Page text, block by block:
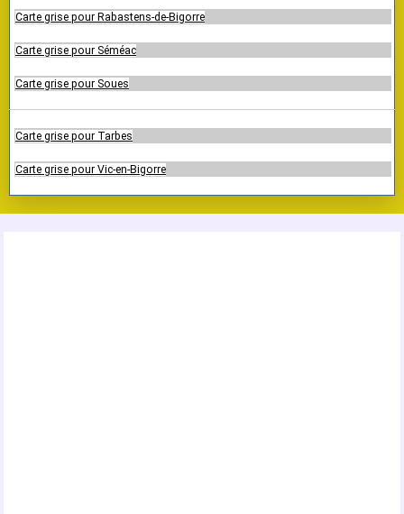
Carte grise pour Rabastens-de-Bigorre
Carte grise pour Séméac
Carte grise pour Soues
Carte grise pour Tarbes
Carte grise pour Vic-en-Bigorre